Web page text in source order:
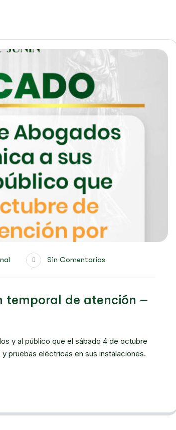
Sin Comentarios
temporal de atención –
y al público que el sábado 4 de octubre
pruebas eléctricas en sus instalaciones.